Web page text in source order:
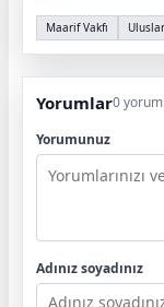
Maarif Vakfı
Yorumlar0 yorum
Yorumunuz
Adınız soyadınız